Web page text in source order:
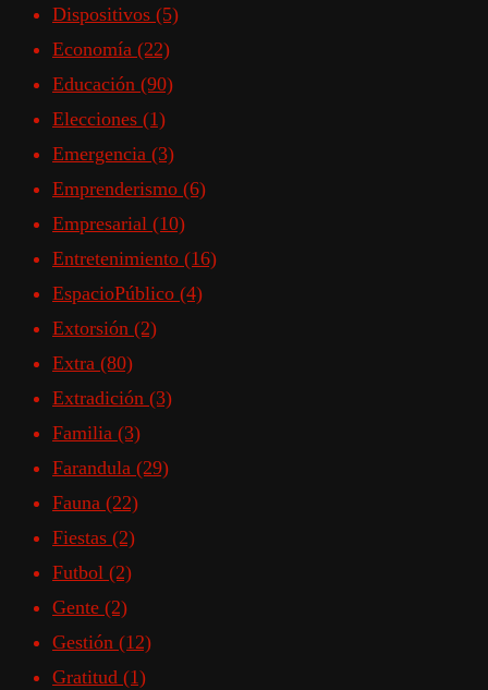
Dispositivos (5)
Economía (22)
Educación (90)
Elecciones (1)
Emergencia (3)
Emprenderismo (6)
Empresarial (10)
Entretenimiento (16)
EspacioPúblico (4)
Extorsión (2)
Extra (80)
Extradición (3)
Familia (3)
Farandula (29)
Fauna (22)
Fiestas (2)
Futbol (2)
Gente (2)
Gestión (12)
Gratitud (1)